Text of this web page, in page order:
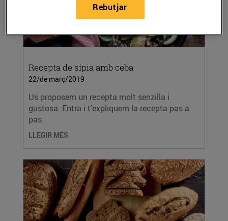
Recepta de sípia amb ceba
22/de març/2019
Us proposem un recepta molt senzilla i
gustosa. Entra i t'expliquem la recepta pas a
pas.
LLEGIR MÉS
Rebutjar